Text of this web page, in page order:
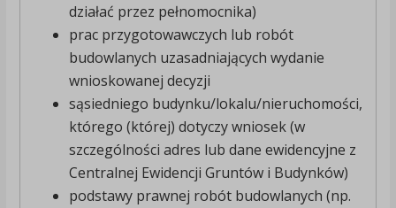
działać przez pełnomocnika)
prac przygotowawczych lub robót
budowlanych uzasadniających wydanie
wnioskowanej decyzji
sąsiedniego budynku/lokalu/nieruchomości,
którego (której) dotyczy wniosek (w
szczególności adres lub dane ewidencyjne z
Centralnej Ewidencji Gruntów i Budynków)
podstawy prawnej robót budowlanych (np.